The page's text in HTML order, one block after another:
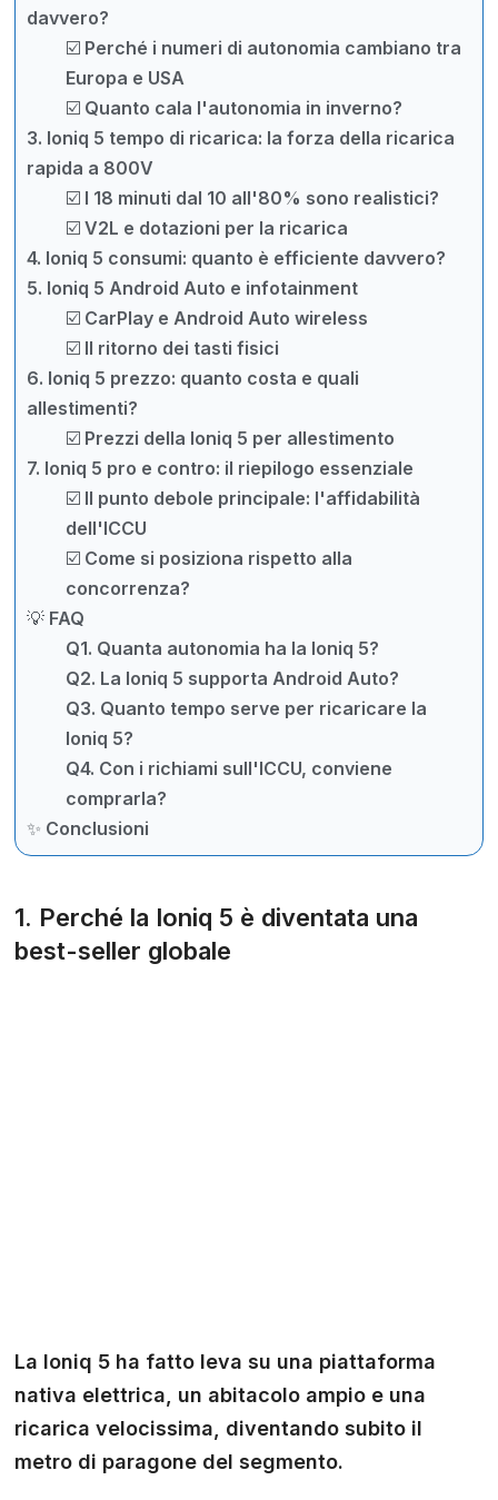
davvero?
☑️ Perché i numeri di autonomia cambiano tra
Europa e USA
☑️ Quanto cala l'autonomia in inverno?
3. Ioniq 5 tempo di ricarica: la forza della ricarica
rapida a 800V
☑️ I 18 minuti dal 10 all'80% sono realistici?
☑️ V2L e dotazioni per la ricarica
4. Ioniq 5 consumi: quanto è efficiente davvero?
5. Ioniq 5 Android Auto e infotainment
☑️ CarPlay e Android Auto wireless
☑️ Il ritorno dei tasti fisici
6. Ioniq 5 prezzo: quanto costa e quali
allestimenti?
☑️ Prezzi della Ioniq 5 per allestimento
7. Ioniq 5 pro e contro: il riepilogo essenziale
☑️ Il punto debole principale: l'affidabilità
dell'ICCU
☑️ Come si posiziona rispetto alla
concorrenza?
💡 FAQ
Q1. Quanta autonomia ha la Ioniq 5?
Q2. La Ioniq 5 supporta Android Auto?
Q3. Quanto tempo serve per ricaricare la
Ioniq 5?
Q4. Con i richiami sull'ICCU, conviene
comprarla?
✨ Conclusioni
1. Perché la Ioniq 5 è diventata una
best-seller globale
La Ioniq 5 ha fatto leva su una piattaforma
nativa elettrica, un abitacolo ampio e una
ricarica velocissima, diventando subito il
metro di paragone del segmento.